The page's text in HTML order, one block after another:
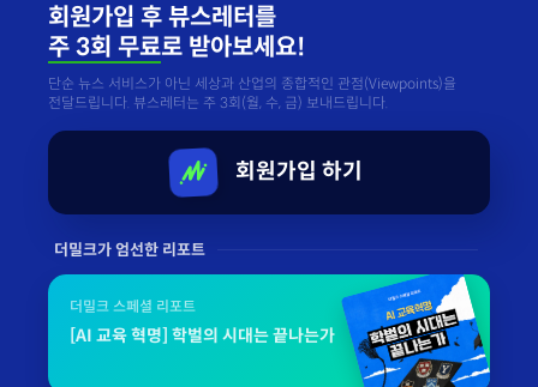
회원가입 후 뷰스레터를
주 3회 무료로 받아보세요!
단순 뉴스 서비스가 아닌 세상과 산업의 종합적인 관점(Viewpoints)을
전달드립니다. 뷰스레터는 주 3회(월, 수, 금) 보내드립니다.
회원가입 하기
더밀크가 엄선한 리포트
더밀크 스페셜 리포트
[AI 교육 혁명] 학벌의 시대는 끝나는가